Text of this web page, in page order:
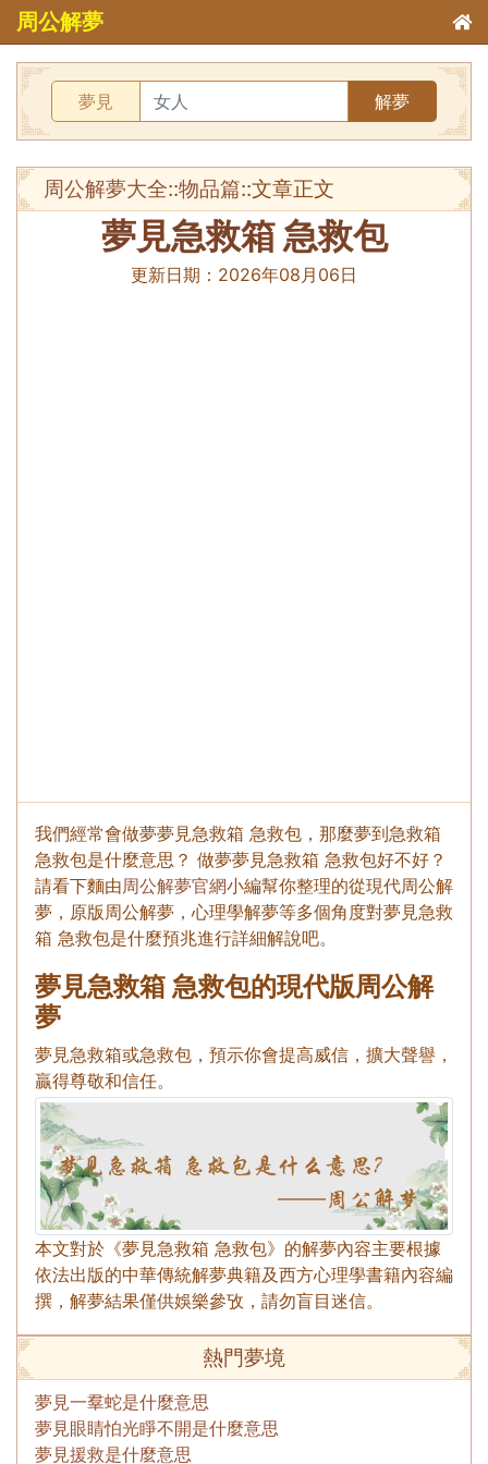
周公解夢
夢見 解夢
周公解夢大全::物品篇::文章正文
夢見急救箱 急救包
更新日期： 2026年08月06日
我們經常會做夢夢見急救箱 急救包，那麼夢到急救箱
急救包是什麼意思？ 做夢夢見急救箱 急救包好不好？
請看下麵由周公解夢官網小編幫你整理的從現代周公解
夢，原版周公解夢，心理學解夢等多個角度對夢見急救
箱 急救包是什麼預兆進行詳細解說吧。
夢見急救箱 急救包的現代版周公解
夢
夢見急救箱或急救包，預示你會提高威信，擴大聲譽，
贏得尊敬和信任。
本文對於《夢見急救箱 急救包》的解夢內容主要根據
依法出版的中華傳統解夢典籍及西方心理學書籍內容編
撰，解夢結果僅供娛樂參攷，請勿盲目迷信。
熱門夢境
夢見一羣蛇是什麼意思
夢見眼睛怕光睜不開是什麼意思
夢見援救是什麼意思